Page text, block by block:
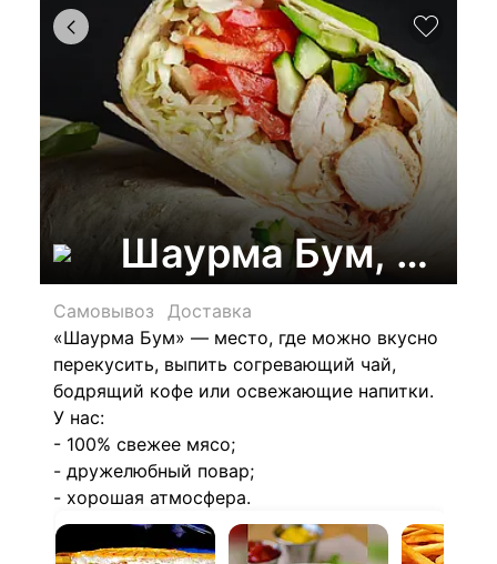
Шаурма Бум, кафе
Самовывоз
Доставка
«Шаурма Бум» — место, где можно вкусно
перекусить, выпить согревающий чай,
бодрящий кофе или освежающие напитки.
У нас:
- 100% свежее мясо;
- дружелюбный повар;
- хорошая атмосфера.